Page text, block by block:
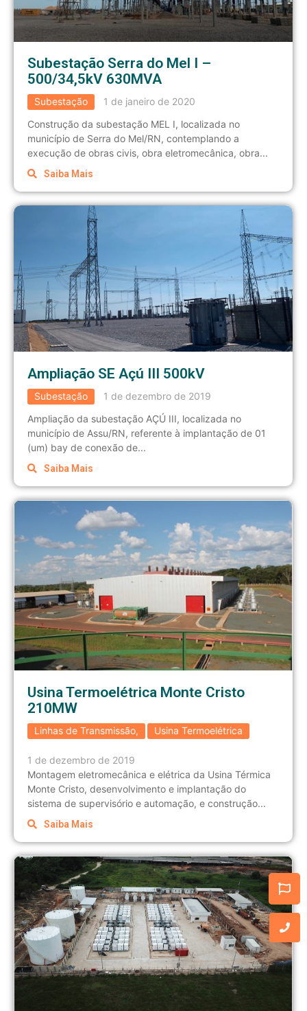
Subestação Serra do Mel I –
500/34,5kV 630MVA
Subestação
1 de janeiro de 2020
Construção da subestação MEL I, localizada no
município de Serra do Mel/RN, contemplando a
execução de obras civis, obra eletromecânica, obra...
Saiba Mais
Ampliação SE Açú III 500kV
Subestação
1 de dezembro de 2019
Ampliação da subestação AÇÚ III, localizada no
município de Assu/RN, referente à implantação de 01
(um) bay de conexão de...
Saiba Mais
Usina Termoelétrica Monte Cristo
210MW
Linhas de Transmissão, Usina Termoelétrica
1 de dezembro de 2019
Montagem eletromecânica e elétrica da Usina Térmica
Monte Cristo, desenvolvimento e implantação do
sistema de supervisório e automação, e construção...
Saiba Mais